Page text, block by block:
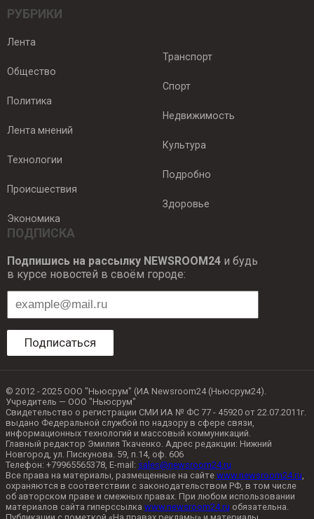
РУБРИКИ
Лента
Общество
Политика
Лента мнений
Технологии
Происшествия
Экономика
Транспорт
Спорт
Недвижимость
Культура
Подробно
Здоровье
ПОДПИСКА
Подпишись на рассылку NEWSROOM24и будь
в курсе новостей в своём городе:
Подписаться
© 2012 - 2025 ООО "Ньюсрум" (ИА Newsroom24 (Ньюсрум24).
Учредитель — ООО "Ньюсрум"
Свидетельство о регистрации СМИ ИА № ФС 77 - 45920 от 22.07.2011г.
выдано Федеральной службой по надзору в сфере связи,
информационных технологий и массовый коммуникаций.
Главный редактор Эмилия Ткаченко. Адрес редакции: Нижний
Новгород, ул. Пискунова. 59, п.14, оф. 606
Телефон: +79965565378, E-mail: sales@newsroom24.ru
Все права на материалы, размещенные на сайте www.newsroom24.ru
охраняются в соответствии с законодательством РФ, в том числе
об авторском праве и смежных правах. При любом использовании
материалов сайта гиперссылка www.newsroom24.ru обязательна.